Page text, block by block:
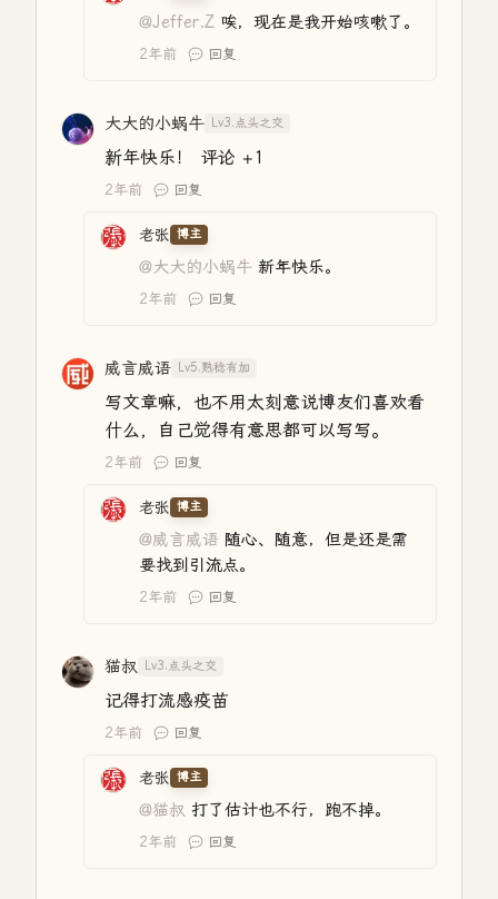
@Jeffer.Z 唉，现在是我开始咳嗽了。
2年前 回复
大大的小蜗牛 Lv3.点头之交
新年快乐！ 评论 +1
2年前 回复
老张 博主
@大大的小蜗牛 新年快乐。
2年前 回复
威言威语 Lv5.熟稔有加
写文章嘛，也不用太刻意说博友们喜欢看
什么，自己觉得有意思都可以写写。
2年前 回复
老张 博主
@威言威语 随心、随意，但是还是需
要找到引流点。
2年前 回复
猫叔 Lv3.点头之交
记得打流感疫苗
2年前 回复
老张 博主
@猫叔 打了估计也不行，跑不掉。
2年前 回复